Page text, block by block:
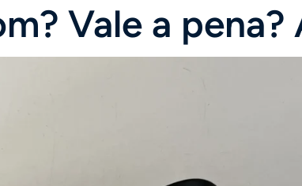
Vale a pena?